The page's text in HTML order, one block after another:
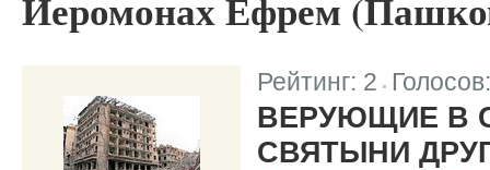
Рейтинг: 2
ВЕРУЮЩИЕ В
СВЯТЫНИ